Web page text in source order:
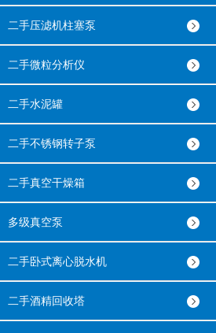
二手压滤机柱塞泵
二手微粒分析仪
二手水泥罐
二手不锈钢转子泵
二手真空干燥箱
多级真空泵
二手卧式离心脱水机
二手酒精回收塔